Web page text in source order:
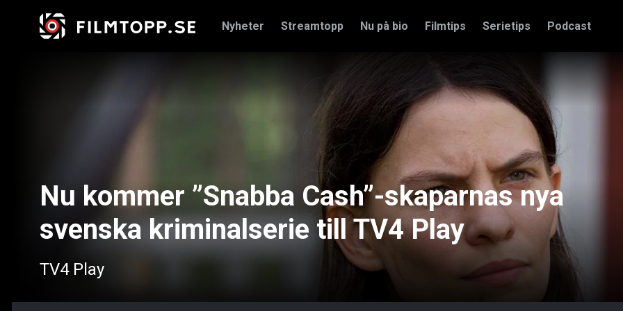
Nyheter Streamtopp Nu på bio Filmtips Serietips Podcast
Nu kommer ”Snabba Cash”-skaparnas nya
svenska kriminalserie till TV4 Play
TV4 Play